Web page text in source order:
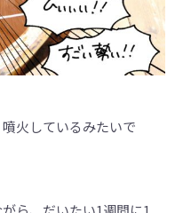
火しているみたいで